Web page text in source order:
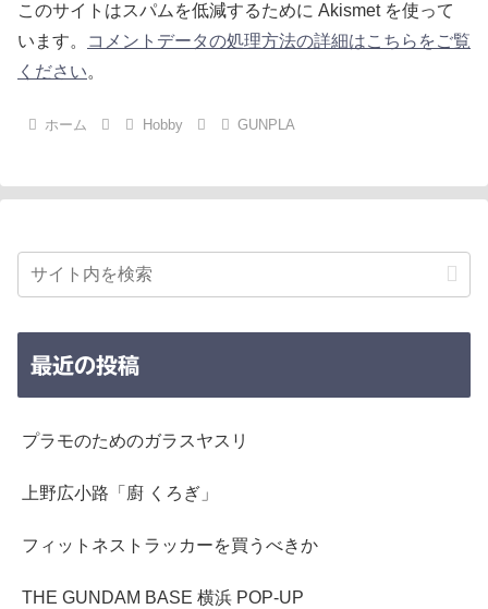
このサイトはスパムを低減するために Akismet を使って
います。
コメントデータの処理方法の詳細はこちらをご覧
ください。
ホーム Hobby GUNPLA
最近の投稿
プラモのためのガラスヤスリ
上野広小路「廚 くろぎ」
フィットネストラッカーを買うべきか
THE GUNDAM BASE 横浜 POP-UP